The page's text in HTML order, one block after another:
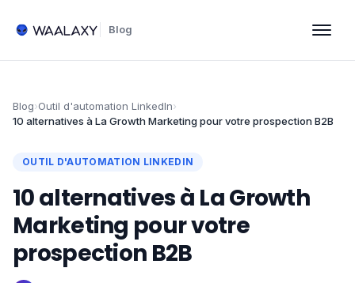
Blog
Blog›Outil d'automation LinkedIn›
10 alternatives à La Growth Marketing pour votre prospection B2B
OUTIL D'AUTOMATION LINKEDIN
10 alternatives à La Growth
Marketing pour votre
prospection B2B